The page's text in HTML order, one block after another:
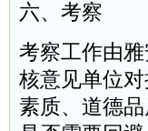
六、考察
考察工作由
核意见单位
素质、道德